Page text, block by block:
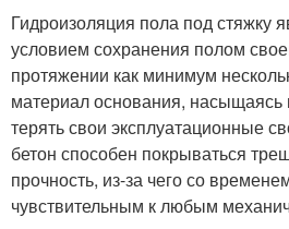
Гидроизоляция пола под стяжку
условием сохранения полом
протяжении как минимум
материал основания, насыщаясь
терять свои эксплуатационные
бетон способен покрываться
прочность, из-за чего со
чувствительным к любым